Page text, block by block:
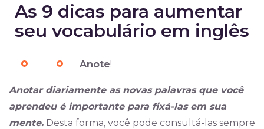
As 9 dicas para aumentar
seu vocabulário em inglês
Anote!
Anotar diariamente as novas palavras que você
aprendeu é importante para fixá-las em sua
mente. Desta forma, você pode consultá-las sempre